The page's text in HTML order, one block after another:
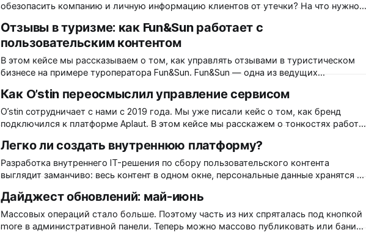
обезопасить компанию и личную информацию клиентов от утечки? На что нужно
Разбираемся в статье. Персональные данные: законодательство Персональные
данные — это любая информация, относящаяся прямо или косвенно к
определенному или определяемому физическому лицу (субъекту
Отзывы в туризме: как Fun&Sun работает с
пользовательским контентом
В этом кейсе мы рассказываем о том, как управлять отзывами в туристическом
бизнесе на примере туроператора Fun&Sun. Fun&Sun — одна из ведущих
Развивает собственный бренд отелей. Сайт и приложение компании ежемесячно
посещают более 2,3 млн. пользователей, и
Как O’stin переосмыслил управление сервисом
O’stin сотрудничает с нами с 2019 года. Мы уже писали кейс о том, как бренд
подключился к платформе Aplaut. В этом кейсе мы расскажем о тонкостях работы
к управлению качеством клиентского сервиса благодаря функциям нашей
платформы. 4 года
Легко ли создать внутреннюю платформу?
Разработка внутреннего IT-решения по сбору пользовательского контента
выглядит заманчиво: весь контент в одном окне, персональные данные хранятся на
создать архитектуру, которая будет поддерживать работу «виджетов со
звездочками»? Давайте разбираться. Jobs To Be Done («Работа, которая должна
быть сделана»
Дайджест обновлений: май-июнь
Массовых операций стало больше. Поэтому часть из них спряталась под кнопкой
more в административной панели. Теперь можно массово публиковать или банить